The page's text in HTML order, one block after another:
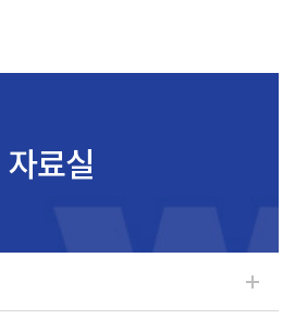
자료실